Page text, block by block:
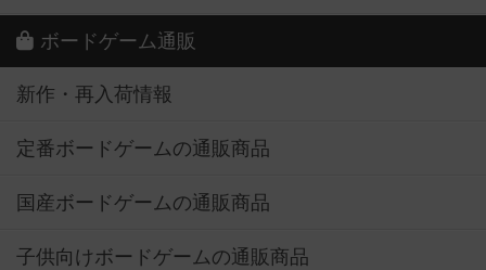
ボードゲーム通販
新作・再入荷情報
定番ボードゲームの通販商品
国産ボードゲームの通販商品
子供向けボードゲームの通販商品